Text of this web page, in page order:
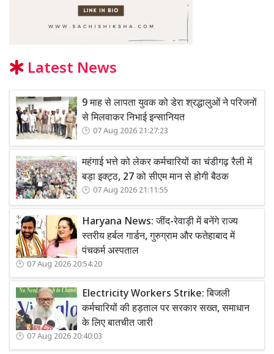
Latest News
9 माह से लापता युवक को डेरा श्रद्धालुओं ने परिजनों
से मिलवाकर निभाई इन्सानियत
07 Aug 2026 21:27:23
महंगाई भत्ते को लेकर कर्मचारियों का चंडीगढ़ रैली में
बड़ा इक्ट्ठ, 27 को सीएम मान से होगी बैठक
07 Aug 2026 21:11:55
Haryana News: जींद-रेवाड़ी में बनेंगे राज्य
स्तरीय हर्बल गार्डन, गुरुग्राम और फतेहाबाद में
पंचकर्म अस्पताल
07 Aug 2026 20:54:20
Electricity Workers Strike: बिजली
कर्मचारियों की हड़ताल पर सरकार सख्त, समाधान
के लिए बातचीत जारी
07 Aug 2026 20:40:03